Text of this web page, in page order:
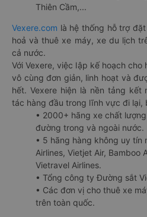
Thiên Cầm,...
Vexere.com là hệ thống hỗ trợ
hoả và thuê xe máy, xe du lịch
cả nước.
Với Vexere, việc lập kế hoạch
vô cùng đơn giản, linh hoạt và
hết. Vexere hiện là nền tảng kết
tác hàng đầu trong lĩnh vực đi lại,
• 2000+ hãng xe chất
đường trong và ngoài nước.
• 5 hãng hàng không uy tín
Airlines, Vietjet Air, Bamboo
Vietravel Airlines.
• Tổng công ty Đường sắt
• Các đơn vị cho thuê xe
trên toàn quốc.